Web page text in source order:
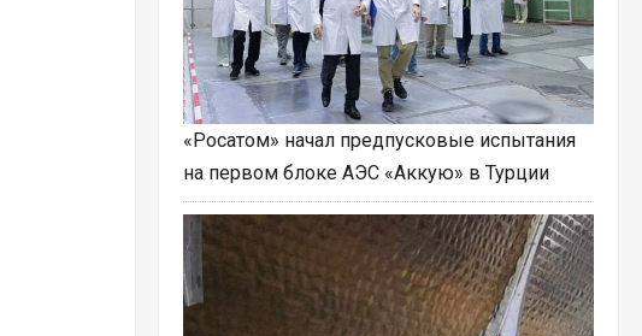
«Росатом» начал предпусковые испытания
на первом блоке АЭС «Аккую» в Турции